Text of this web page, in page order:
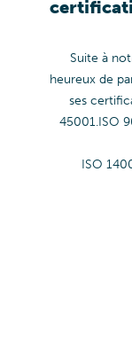
Suite à
heureux de
ses
45001.ISO
ISO